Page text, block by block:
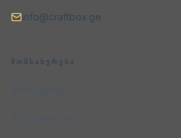
info@craftbox.ge
ᲛᲝᲛᲡᲐᲮᲣᲠᲔᲑᲐ